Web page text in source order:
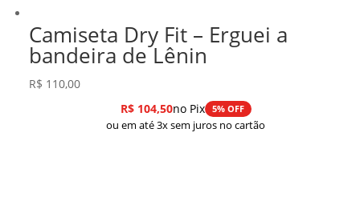
Camiseta Dry Fit – Erguei a
bandeira de Lênin
R$ 110,00
R$104,50no Pix 5% OFF
ou em até 3x sem juros no cartão